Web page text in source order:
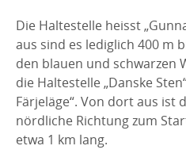
Die Haltestelle heisst
aus sind es lediglich 400 m
den blauen und schwarzen
die Haltestelle „Danske
Färjeläge“. Von dort aus ist
nördliche Richtung zum
etwa 1 km lang.